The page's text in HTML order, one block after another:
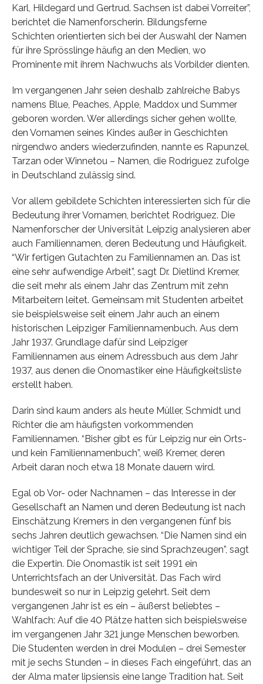
Karl, Hildegard und Gertrud. Sachsen ist dabei Vorreiter”,
berichtet die Namenforscherin. Bildungsferne
Schichten orientierten sich bei der Auswahl der Namen
für ihre Sprösslinge häufig an den Medien, wo
Prominente mit ihrem Nachwuchs als Vorbilder dienten.
Im vergangenen Jahr seien deshalb zahlreiche Babys
namens Blue, Peaches, Apple, Maddox und Summer
geboren worden. Wer allerdings sicher gehen wollte,
den Vornamen seines Kindes außer in Geschichten
nirgendwo anders wiederzufinden, nannte es Rapunzel,
Tarzan oder Winnetou – Namen, die Rodriguez zufolge
in Deutschland zulässig sind.
Vor allem gebildete Schichten interessierten sich für die
Bedeutung ihrer Vornamen, berichtet Rodriguez. Die
Namenforscher der Universität Leipzig analysieren aber
auch Familiennamen, deren Bedeutung und Häufigkeit.
“Wir fertigen Gutachten zu Familiennamen an. Das ist
eine sehr aufwendige Arbeit”, sagt Dr. Dietlind Kremer,
die seit mehr als einem Jahr das Zentrum mit zehn
Mitarbeitern leitet. Gemeinsam mit Studenten arbeitet
sie beispielsweise seit einem Jahr auch an einem
historischen Leipziger Familiennamenbuch. Aus dem
Jahr 1937. Grundlage dafür sind Leipziger
Familiennamen aus einem Adressbuch aus dem Jahr
1937, aus denen die Onomastiker eine Häufigkeitsliste
erstellt haben.
Darin sind kaum anders als heute Müller, Schmidt und
Richter die am häufigsten vorkommenden
Familiennamen. “Bisher gibt es für Leipzig nur ein Orts-
und kein Familiennamenbuch”, weiß Kremer, deren
Arbeit daran noch etwa 18 Monate dauern wird.
Egal ob Vor- oder Nachnamen – das Interesse in der
Gesellschaft an Namen und deren Bedeutung ist nach
Einschätzung Kremers in den vergangenen fünf bis
sechs Jahren deutlich gewachsen. “Die Namen sind ein
wichtiger Teil der Sprache, sie sind Sprachzeugen”, sagt
die Expertin. Die Onomastik ist seit 1991 ein
Unterrichtsfach an der Universität. Das Fach wird
bundesweit so nur in Leipzig gelehrt. Seit dem
vergangenen Jahr ist es ein – äußerst beliebtes –
Wahlfach: Auf die 40 Plätze hatten sich beispielsweise
im vergangenen Jahr 321 junge Menschen beworben.
Die Studenten werden in drei Modulen – drei Semester
mit je sechs Stunden – in dieses Fach eingeführt, das an
der Alma mater lipsiensis eine lange Tradition hat. Seit